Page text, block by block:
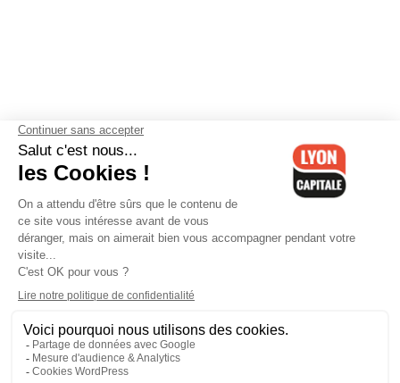
Contactez-nous-Mentions légales-CGV-Politique de
confidentialité-Gestion des cookies